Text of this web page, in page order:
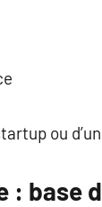
startup ou
: base